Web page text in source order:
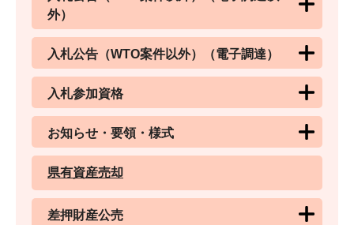
外）
入札公告（WTO案件以外）（電子調達）
入札参加資格
お知らせ・要領・様式
県有資産売却
差押財産公売